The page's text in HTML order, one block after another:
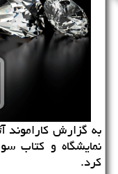
نمایشگاه و كتاب
كرد.